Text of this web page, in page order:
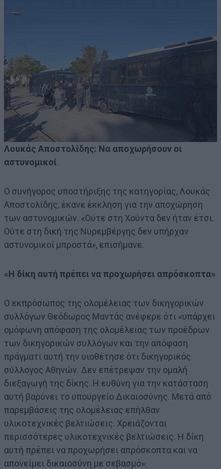
Λουκάς Αποστολίδης: Να αποχωρήσουν οι
αστυνομικοί
Ο συνήγορος υποστήριξης της κατηγορίας, Λουκάς
Αποστολίδης, έκανε έκκληση για την αποχώρηση
των αστυνομικών. «Ούτε στη Χούντα δεν ήταν έτσι.
Ούτε στη δική της Νυρεμβέργης δεν υπήρχαν
αστυνομικοί μπροστά», επισήμανε.
«Η δίκη αυτή πρέπει να προχωρήσει απρόσκοπτα»
Ο εκπρόσωπος της ολομέλειας των δικηγορικών
συλλόγων Θεόδωρος Μαντάς ανέφερε ότι «υπάρχει
ομόφωνη απόφαση της ολομέλειας των προέδρων
των δικηγορικών συλλόγων και την απόφαση
πράγματι αυτή την υιοθέτησε ότι δικηγορικός
σύλλογος Αθηνών. Δεν επέτρεψαν την ομαλή
διεξαγωγή της δίκης. Η ευθύνη για την κατάσταση
αυτή βαρύνει το υπουργείο Δικαιοσύνης. Μετά από
παρεμβάσεις της ολομέλειας επήλθαν
υλικοτεχνικές βελτιώσεις. Χρειάζονται
περισσότερες υλικοτεχνικές βελτιώσεις. Η δίκη
αυτή πρέπει να προχωρήσει απρόσκοπτα και να
απονείμει δικαιοσύνη με σεβασμό».